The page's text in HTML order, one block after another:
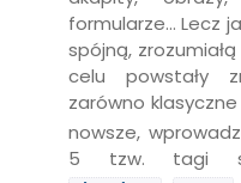
Nagłówki h1 do h6
Tworzenie tabel
Listy punktowane i
oraz lista definicji
formularze… Lecz
spójną,
celu powstały
zarówno
nowsze,
5 tzw. tagi
który pozwoli
stawać się o mały
po temacie, film po
Motto: Nie porównuj
której powinieneś
wczorajszego
Logowanie / Zarejestruj